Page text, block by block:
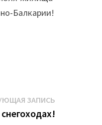
Балкарии!
ЗАПИСЬСледующая
запись: